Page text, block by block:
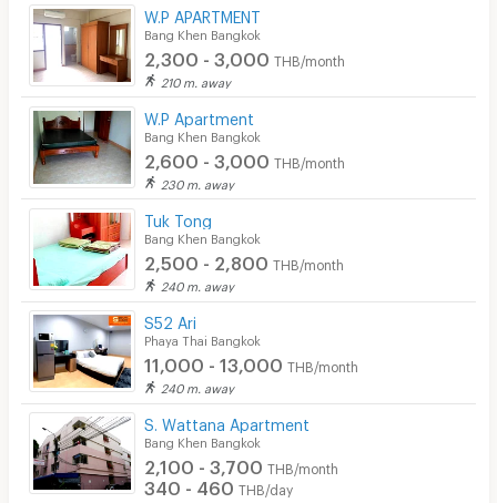
W.P APARTMENT
Bang Khen Bangkok
2,300 - 3,000 THB/month
210 m. away
W.P Apartment
Bang Khen Bangkok
2,600 - 3,000 THB/month
230 m. away
Tuk Tong
Bang Khen Bangkok
2,500 - 2,800 THB/month
240 m. away
S52 Ari
Phaya Thai Bangkok
11,000 - 13,000 THB/month
240 m. away
S. Wattana Apartment
Bang Khen Bangkok
2,100 - 3,700 THB/month
340 - 460 THB/day